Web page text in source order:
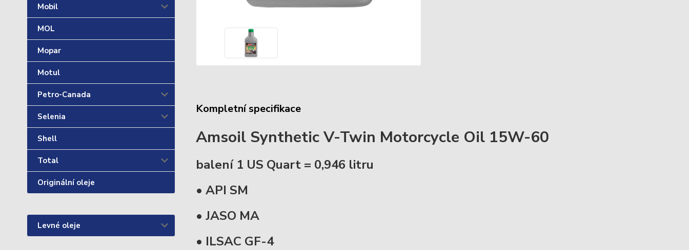
Mobil
MOL
Mopar
Motul
Petro-Canada
Selenia
Shell
Total
Originální oleje
Levné oleje
Kompletní specifikace
Amsoil Synthetic V-Twin Motorcycle Oil 15W-60
balení 1 US Quart = 0,946 litru
• API SM
• JASO MA
• ILSAC GF-4